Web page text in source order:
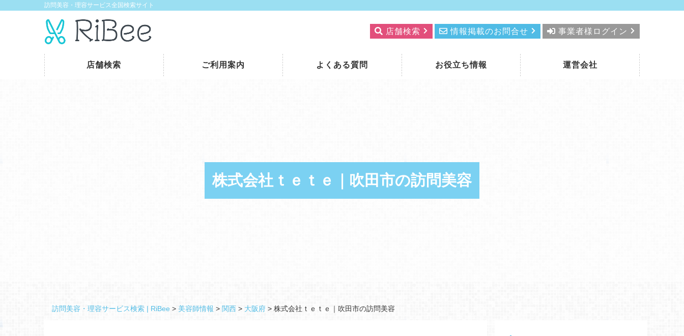
訪問美容・理容サービス全国検索サイト
店舗検索 情報掲載のお問合せ 事業者様ログイン
店舗検索 ご利用案内 よくある質問 お役立ち情報 運営会社
株式会社ｔｅｔｅ｜吹田市の訪問美容
訪問美容・理容サービス検索 | RiBee > 美容師情報 > 関西 > 大阪府 > 株式会社ｔｅｔｅ｜吹田市の訪問美容